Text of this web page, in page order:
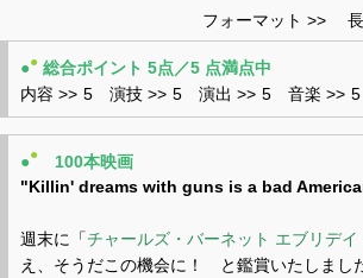
フォーマット >>
●● 総合ポイント 5点／5 点満点中
内容 >> 5 演技 >> 5 演出 >> 5 音楽 >>
●●
100本映画
"Killin' dreams with guns is a bad
週末に「チャールズ・バーネット エブリデイ
え、そうだこの機会に！ と鑑賞いたしまし